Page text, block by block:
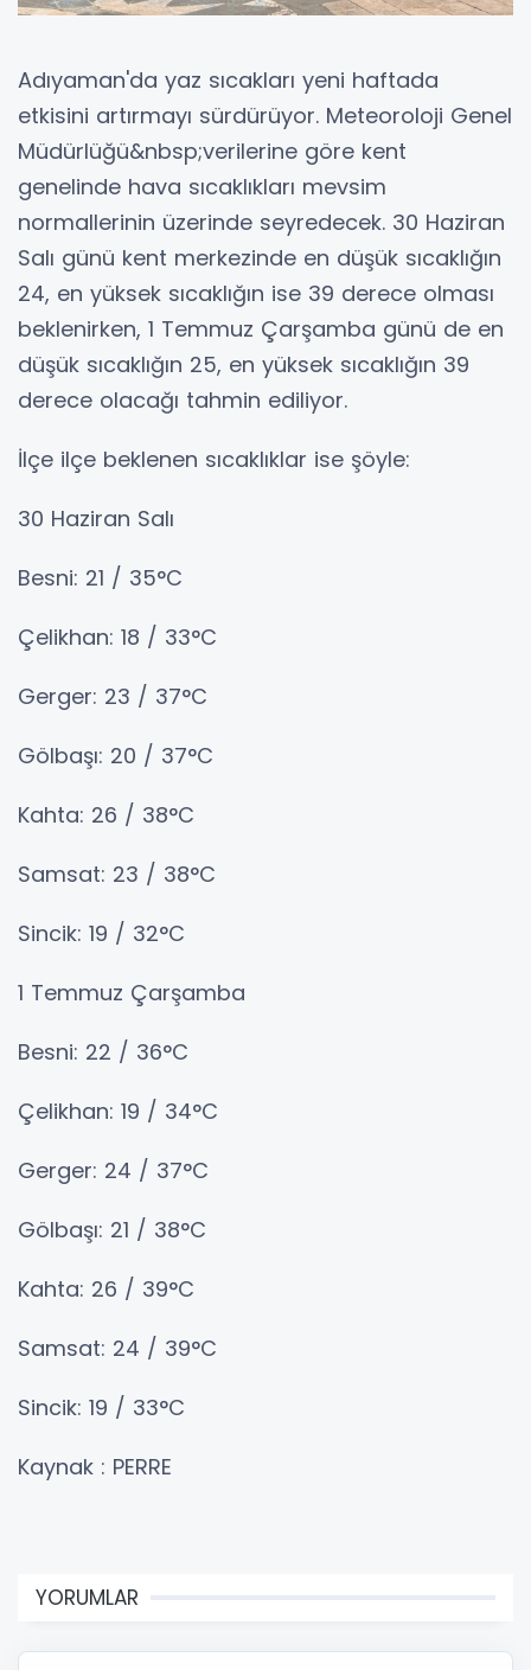
Adıyaman'da yaz sıcakları yeni haftada
etkisini artırmayı sürdürüyor. Meteoroloji Genel
Müdürlüğü&nbsp;verilerine göre kent
genelinde hava sıcaklıkları mevsim
normallerinin üzerinde seyredecek. 30 Haziran
Salı günü kent merkezinde en düşük sıcaklığın
24, en yüksek sıcaklığın ise 39 derece olması
beklenirken, 1 Temmuz Çarşamba günü de en
düşük sıcaklığın 25, en yüksek sıcaklığın 39
derece olacağı tahmin ediliyor.
İlçe ilçe beklenen sıcaklıklar ise şöyle:
30 Haziran Salı
Besni: 21 / 35°C
Çelikhan: 18 / 33°C
Gerger: 23 / 37°C
Gölbaşı: 20 / 37°C
Kahta: 26 / 38°C
Samsat: 23 / 38°C
Sincik: 19 / 32°C
1 Temmuz Çarşamba
Besni: 22 / 36°C
Çelikhan: 19 / 34°C
Gerger: 24 / 37°C
Gölbaşı: 21 / 38°C
Kahta: 26 / 39°C
Samsat: 24 / 39°C
Sincik: 19 / 33°C
Kaynak : PERRE
YORUMLAR